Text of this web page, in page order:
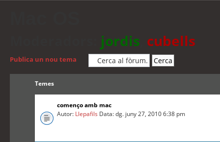
jordis cubells
Publica un nou tema
Temes
començo amb mac
Autor: Llepafils Data: dg. juny 27, 2010 6:38 pm